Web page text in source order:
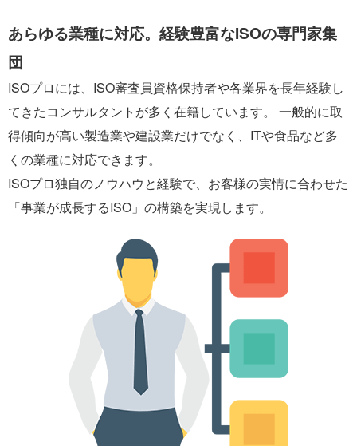
あらゆる業種に対応。経験豊富なISOの専門家集
団
ISOプロには、ISO審査員資格保持者や各業界を長年経験し
てきたコンサルタントが多く在籍しています。 一般的に取
得傾向が高い製造業や建設業だけでなく、ITや食品など多
くの業種に対応できます。
ISOプロ独自のノウハウと経験で、お客様の実情に合わせた
「事業が成長するISO」の構築を実現します。